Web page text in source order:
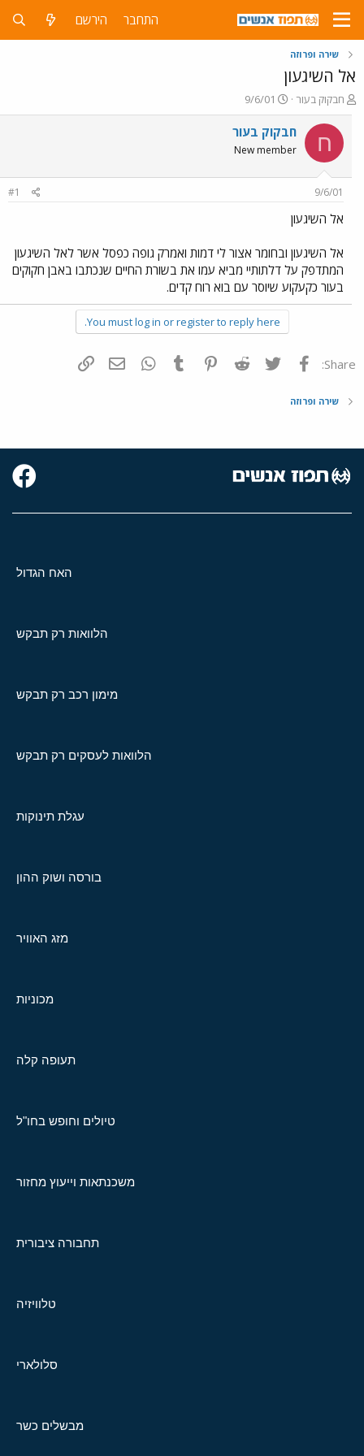
התחבר הירשם
שירה ופרוזה
אל השיגעון
פ
ו
ת
ח
ה
ש
א
חבקוק בעור
פ
ו
ר
ס
ם
9/6/01
ח חבקוק בעור
New member
9/6/01
#1
אל השיגעון
אל השיגעון ובחומר אצור לי דמות ואמרק גופה כפסל אשר לאל השיגעון
המתדפק על דלתותיי מביא עמו את בשורת החיים שנכתבו באבן חקוקים
בעור כקעקוע שיוסר עם בוא רוח קדים.
You must log in or register to reply here.
Share: פייסבוק Twitter
Reddit
Pinterest
Tumblr
WhatsAppדואר אלקטרוני
שירה ופרוזה
האח הגדול
הלוואות רק תבקש
מימון רכב רק תבקש
הלוואות לעסקים רק תבקש
עגלת תינוקות
בורסה ושוק ההון
מזג האוויר
מכוניות
תעופה קלה
טיולים וחופש בחו"ל
משכנתאות וייעוץ מחזור
תחבורה ציבורית
טלוויזיה
סלולארי
מבשלים כשר